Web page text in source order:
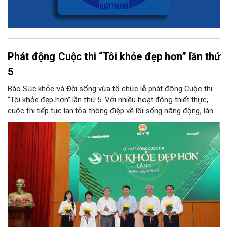
Phát động Cuộc thi “Tôi khỏe đẹp hơn” lần thứ
5
Báo Sức khỏe và Đời sống vừa tổ chức lễ phát động Cuộc thi
“Tôi khỏe đẹp hơn” lần thứ 5. Với nhiều hoạt động thiết thực,
cuộc thi tiếp tục lan tỏa thông điệp về lối sống năng động, lành
mạnh và khuyến khích người dân chủ động chăm sóc sức khỏe.